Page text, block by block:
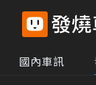
國內車訊